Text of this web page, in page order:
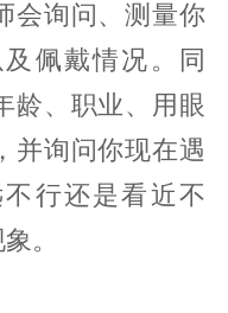
会询问、测量你
佩戴情况。同
龄、职业、用眼
并询问你现在遇
行还是看近不
。